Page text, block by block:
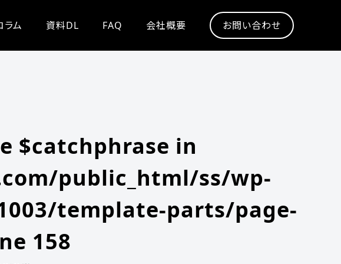
ラム 資料DL FAQ 会社概要 お問い合わせ
$catchphrase in
public_html/ss/wp-
template-parts/page-
158